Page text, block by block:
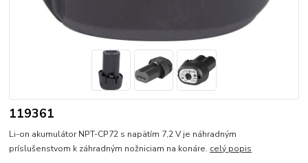
119361
Li-on akumulátor NPT-CP72 s napätím 7,2 V je náhradným
príslušenstvom k záhradným nožniciam na konáre. celý popis